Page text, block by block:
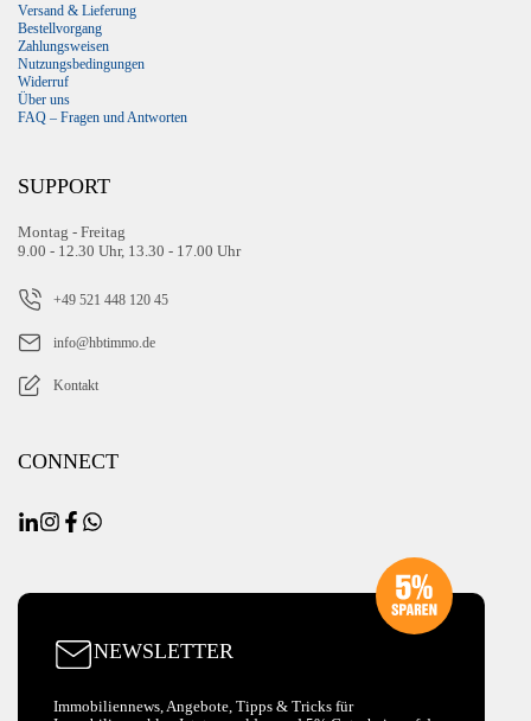
Versand & Lieferung
Bestellvorgang
Zahlungsweisen
Nutzungsbedingungen
Widerruf
Über uns
FAQ – Fragen und Antworten
SUPPORT
Montag - Freitag
9.00 - 12.30 Uhr, 13.30 - 17.00 Uhr
+49 521 448 120 45
info@hbtimmo.de
Kontakt
CONNECT
NEWSLETTER
Immobiliennews, Angebote, Tipps & Tricks für